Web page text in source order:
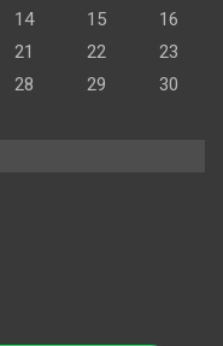
14 15
16
21 22
23
28 29
30